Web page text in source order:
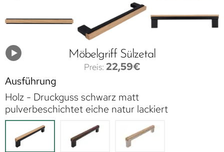
Möbelgriff Sülzetal
22,59€
Ausführung
Holz - Druckguss schwarz matt
pulverbeschichtet eiche natur lackiert